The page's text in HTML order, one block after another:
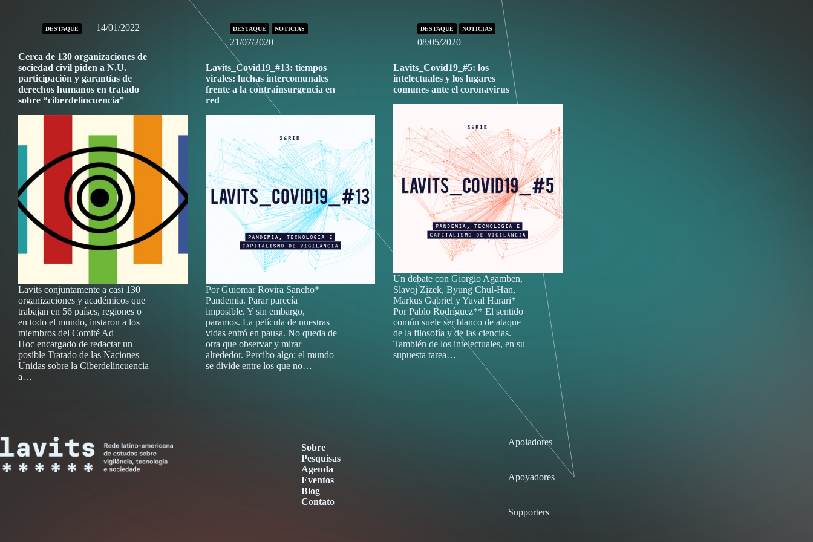
DESTAQUE 14/01/2022
Cerca de 130 organizaciones de
sociedad civil piden a N.U.
participación y garantías de
derechos humanos en tratado
sobre “ciberdelincuencia”
Lavits conjuntamente a casi 130
organizaciones y académicos que
trabajan en 56 países, regiones o
en todo el mundo, instaron a los
miembros del Comité Ad
Hoc encargado de redactar un
posible Tratado de las Naciones
Unidas sobre la Ciberdelincuencia
a…
DESTAQUE NOTICIAS
21/07/2020
Lavits_Covid19_#13: tiempos
virales: luchas intercomunales
frente a la contrainsurgencia en
red
Por Guiomar Rovira Sancho*
Pandemia. Parar parecía
imposible. Y sin embargo,
paramos. La película de nuestras
vidas entró en pausa. No queda de
otra que observar y mirar
alrededor. Percibo algo: el mundo
se divide entre los que no…
DESTAQUE NOTICIAS
08/05/2020
Lavits_Covid19_#5: los
intelectuales y los lugares
comunes ante el coronavirus
Un debate con Giorgio Agamben,
Slavoj Zizek, Byung Chul-Han,
Markus Gabriel y Yuval Harari*
Por Pablo Rodríguez** El sentido
común suele ser blanco de ataque
de la filosofía y de las ciencias.
También de los intelectuales, en su
supuesta tarea…
Sobre
Pesquisas
Agenda
Eventos
Blog
Contato
Apoiadores
Apoyadores
Supporters